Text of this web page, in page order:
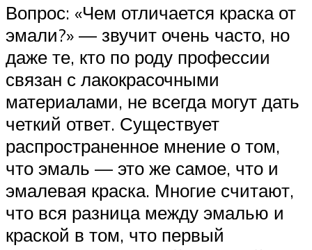
Вопрос: «Чем отличается краска от
эмали?» — звучит очень часто, но
даже те, кто по роду профессии
связан с лакокрасочными
материалами, не всегда могут дать
четкий ответ. Существует
распространенное мнение о том,
что эмаль — это же самое, что и
эмалевая краска. Многие считают,
что вся разница между эмалью и
краской в том, что первый